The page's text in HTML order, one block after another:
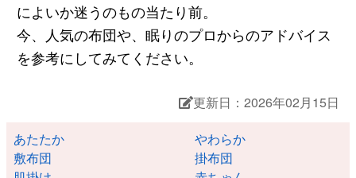
によいか迷うのもの当たり前。
今、人気の布団や、眠りのプロからのアドバイス
を参考にしてみてください。
更新日：2026年02月15日
あたたか
やわらか
敷布団
掛布団